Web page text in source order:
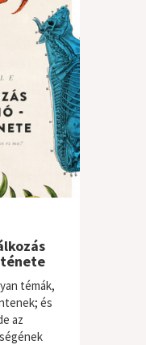
témák,
és
az